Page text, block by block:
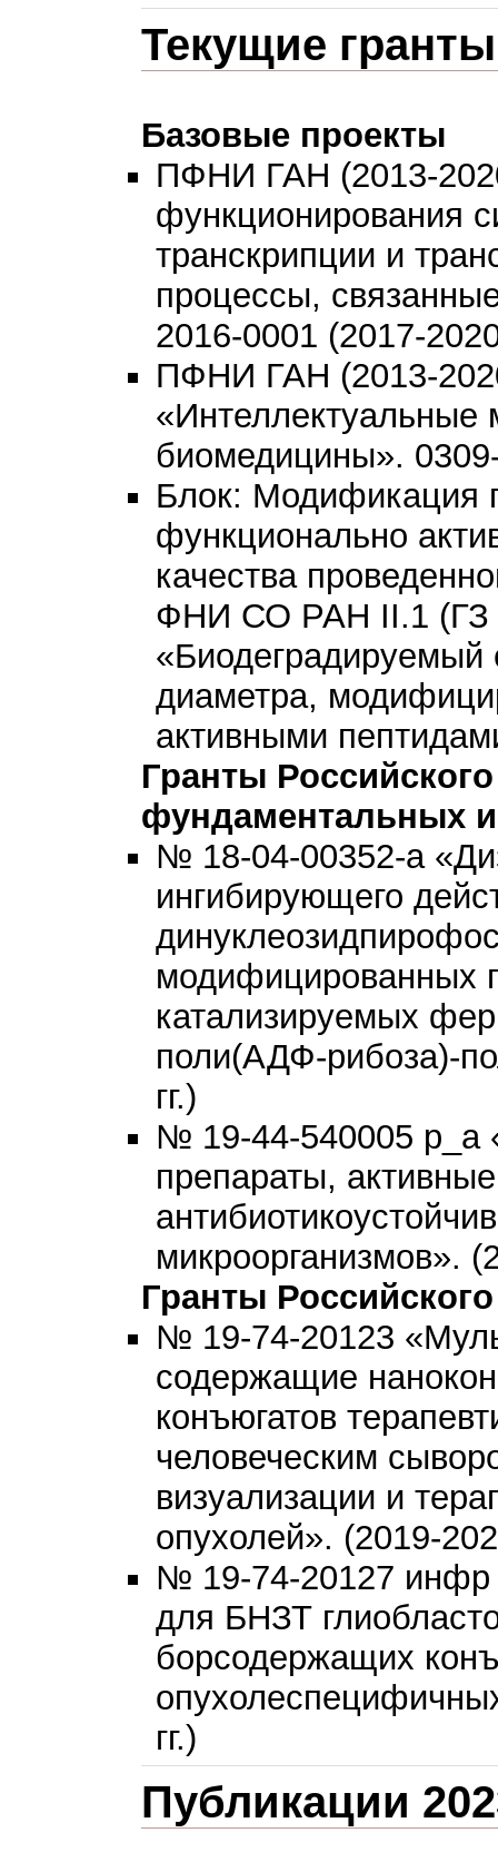
Текущие гранты
Базовые проекты
ПФНИ ГАН (2013-
функционирования
транскрипции и
процессы,
2016-0001 (2017-2020
ПФНИ ГАН (2013-
«Интеллектуальные
биомедицины».
Блок: Модификация
функционально
качества
ФНИ СО РАН II.1 (ГЗ
«Биодеградируемый
диаметра,
активными
Гранты
фундаментальных
№ 18-04-00352-а
ингибирующего
модифицированных
катализируемых
поли(АДФ-рибоза)-
гг.)
№ 19-44-540005 р_а
препараты,
микроорганизмов».
Гранты
№ 19-74-20123
содержащие
конъюгатов
человеческим
визуализации и
опухолей». (2019-
№ 19-74-20127 инфр
для БНЗТ
борсодержащих
гг.)
Публикации